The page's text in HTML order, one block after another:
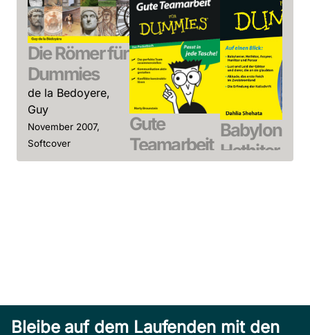
Die Römer für
Dummies
de la Bedoyere,
Guy
November 2007,
Softcover
Zum Angebot
Power Yoga
Gute
Teamarbeit
für
Babylonier,
Hethiter &
Bleibe auf dem Laufenden mit den